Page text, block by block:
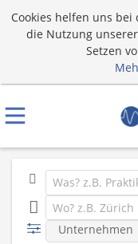
Cookies helfen uns
die Nutzung
Setzen
Unternehmen